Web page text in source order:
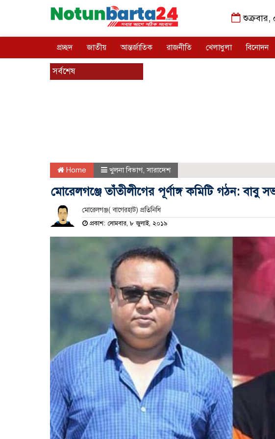
শুক্রবার,
প্রচ্ছদ জাতীয় আন্তর্জাতিক রাজনীতি খেলাধুলা বিনোদন
সর্বশেষ
Home খুলনা বিভাগ,সারাদেশ
মোরেলগঞ্জে তাঁতীলীগের পূর্ণাঙ্গ কমিটি গঠন: বাবু
মোরেলগঞ্জ( বাগেরহাট) প্রতিনিধি
প্রকাশ: সোমবার, ৮ জুলাই, ২০১৯